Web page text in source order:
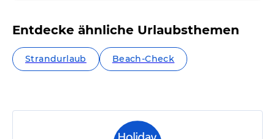
Entdecke ähnliche Urlaubsthemen
Strandurlaub Beach-Check